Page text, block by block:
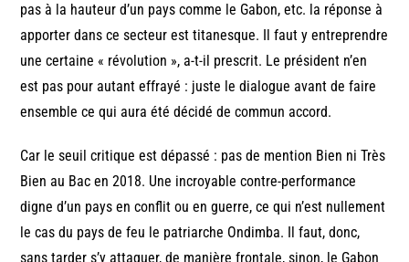
pas à la hauteur d’un pays comme le Gabon, etc. la réponse à
apporter dans ce secteur est titanesque. Il faut y entreprendre
une certaine « révolution », a-t-il prescrit. Le président n’en
est pas pour autant effrayé : juste le dialogue avant de faire
ensemble ce qui aura été décidé de commun accord.
Car le seuil critique est dépassé : pas de mention Bien ni Très
Bien au Bac en 2018. Une incroyable contre-performance
digne d’un pays en conflit ou en guerre, ce qui n’est nullement
le cas du pays de feu le patriarche Ondimba. Il faut, donc,
sans tarder s’y attaquer, de manière frontale, sinon, le Gabon